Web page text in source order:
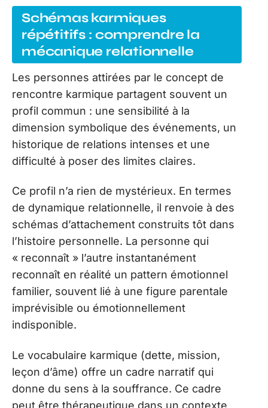
Schémas karmiques
répétitifs : comprendre la
mécanique relationnelle
Les personnes attirées par le concept de
rencontre karmique partagent souvent un
profil commun : une sensibilité à la
dimension symbolique des événements, un
historique de relations intenses et une
difficulté à poser des limites claires.
Ce profil n’a rien de mystérieux. En termes
de dynamique relationnelle, il renvoie à des
schémas d’attachement construits tôt dans
l’histoire personnelle. La personne qui
« reconnaît » l’autre instantanément
reconnaît en réalité un pattern émotionnel
familier, souvent lié à une figure parentale
imprévisible ou émotionnellement
indisponible.
Le vocabulaire karmique (dette, mission,
leçon d’âme) offre un cadre narratif qui
donne du sens à la souffrance. Ce cadre
peut être thérapeutique dans un contexte